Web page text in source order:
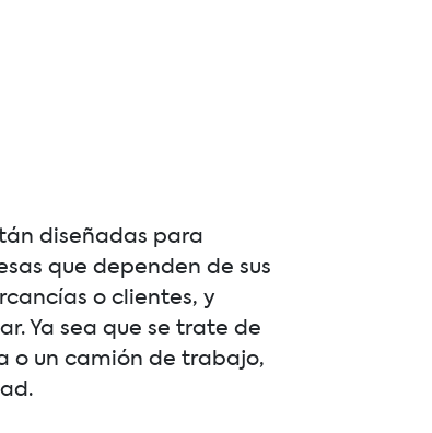
diseñadas para
que dependen de sus
o clientes, y
Ya sea que se trate de
o un camión de trabajo,